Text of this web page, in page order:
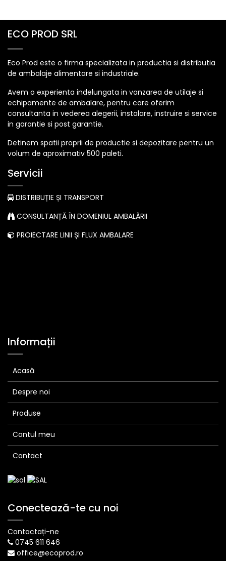
ECO PROD SRL
Eco Prod este o firma specializata in productia si distributia
de ambalaje alimentare si industriale.
Avem o experienta indelungata in vanzarea de utilaje si
echipamente de ambalare, pentru care oferim
consultanta in vederea alegerii, instalare, instruire si service
in garantie si post garantie.
Detinem spatii proprii de productie si depozitare pentru un
volum de aproximativ 500 paleti.
Servicii
DISTRIBUȚIE ȘI TRANSPORT
CONSULTANȚĂ ÎN DOMENIUL AMBALĂRII
PROIECTARE LINII ȘI FLUX AMBALARE
Informații
Acasă
Despre noi
Produse
Contul meu
Contact
Conectează-te cu noi
Contactați-ne
0745 611 646
office@ecoprod.ro